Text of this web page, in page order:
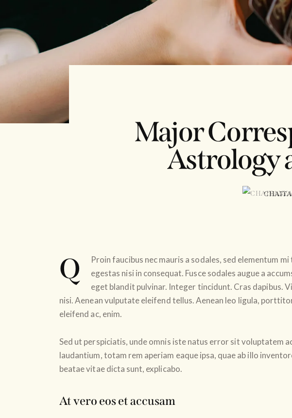
Major
Astrology
Q
Proin faucibus nec mauris a sodales, sed elementum
egestas nisi in consequat. Fusce sodales augue a
eget blandit pulvinar. Integer tincidunt. Cras dapibus.
nisi. Aenean vulputate eleifend tellus. Aenean leo ligula,
eleifend ac, enim.
Sed ut perspiciatis, unde omnis iste natus error sit voluptatem
laudantium, totam rem aperiam eaque ipsa, quae ab illo
beatae vitae dicta sunt, explicabo.
At vero eos et accusam